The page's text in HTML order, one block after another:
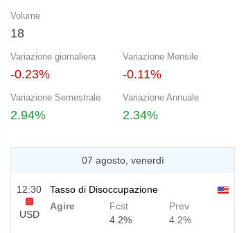
Volume
18
Variazione giornaliera
-0.23%
Variazione Mensile
-0.11%
Variazione Semestrale
2.94%
Variazione Annuale
2.34%
07 agosto, venerdì
12:30
USD
Tasso di Disoccupazione
Agire
Fcst
4.2%
Prev
4.2%